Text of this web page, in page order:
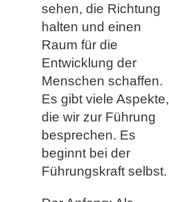
sehen, die Richtung
halten und einen
Raum für die
Entwicklung der
Menschen schaffen.
Es gibt viele Aspekte,
die wir zur Führung
besprechen. Es
beginnt bei der
Führungskraft selbst.